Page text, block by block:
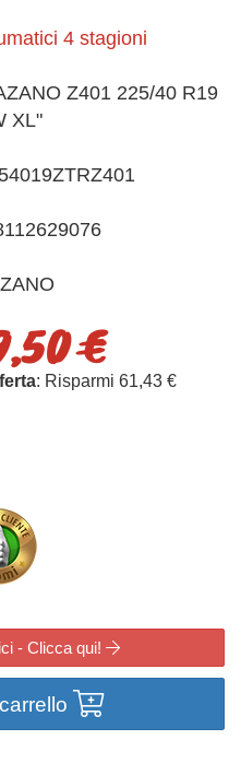
4 stagioni
Z401 225/40 R19
XL"
€
: Risparmi 61,43 €
- Clicca qui!